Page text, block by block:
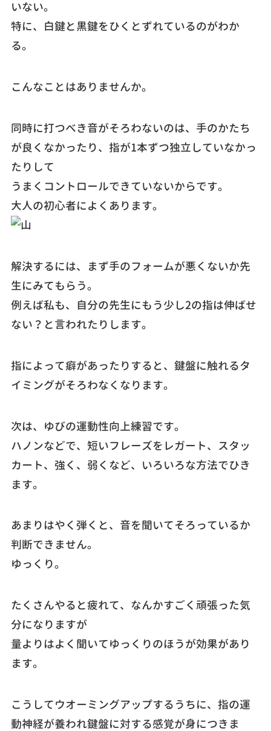
いない。
特に、白鍵と黒鍵をひくとずれているのがわか
る。
こんなことはありませんか。
同時に打つべき音がそろわないのは、手のかたち
が良くなかったり、指が1本ずつ独立していなかっ
たりして
うまくコントロールできていないからです。
大人の初心者によくあります。
解決するには、まず手のフォームが悪くないか先
生にみてもらう。
例えば私も、自分の先生にもう少し2の指は伸ばせ
ない？と言われたりします。
指によって癖があったりすると、鍵盤に触れるタ
イミングがそろわなくなります。
次は、ゆびの運動性向上練習です。
ハノンなどで、短いフレーズをレガート、スタッ
カート、強く、弱くなど、いろいろな方法でひき
ます。
あまりはやく弾くと、音を聞いてそろっているか
判断できません。
ゆっくり。
たくさんやると疲れて、なんかすごく頑張った気
分になりますが
量よりはよく聞いてゆっくりのほうが効果があり
ます。
こうしてウオーミングアップするうちに、指の運
動神経が養われ鍵盤に対する感覚が身につきま